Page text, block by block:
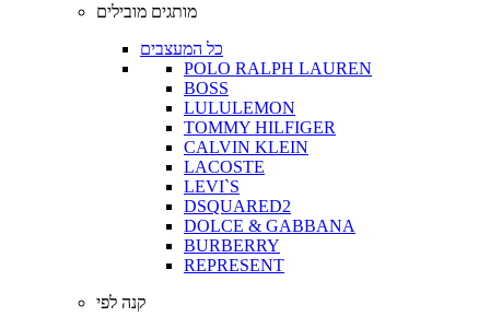
מותגים מובילים
כל המעצבים
POLO RALPH LAUREN
BOSS
LULULEMON
TOMMY HILFIGER
CALVIN KLEIN
LACOSTE
LEVI`S
DSQUARED2
DOLCE & GABBANA
BURBERRY
REPRESENT
קנה לפי